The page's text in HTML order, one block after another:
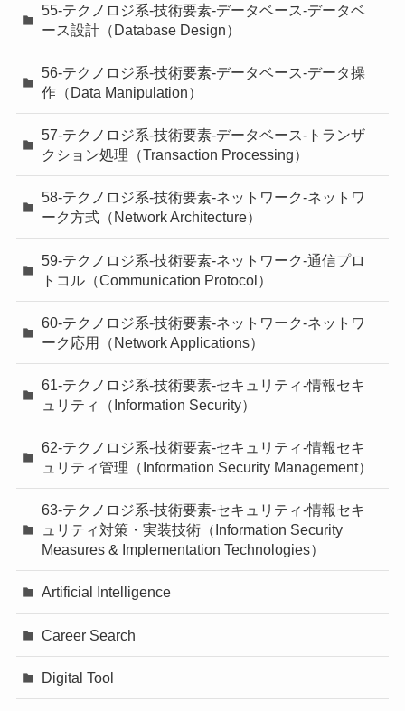
55-テクノロジ系-技術要素-データベース-データベ
ース設計（Database Design）
56-テクノロジ系-技術要素-データベース-データ操
作（Data Manipulation）
57-テクノロジ系-技術要素-データベース-トランザ
クション処理（Transaction Processing）
58-テクノロジ系-技術要素-ネットワーク-ネットワ
ーク方式（Network Architecture）
59-テクノロジ系-技術要素-ネットワーク-通信プロ
トコル（Communication Protocol）
60-テクノロジ系-技術要素-ネットワーク-ネットワ
ーク応用（Network Applications）
61-テクノロジ系-技術要素-セキュリティ-情報セキ
ュリティ（Information Security）
62-テクノロジ系-技術要素-セキュリティ-情報セキ
ュリティ管理（Information Security Management）
63-テクノロジ系-技術要素-セキュリティ-情報セキ
ュリティ対策・実装技術（Information Security
Measures & Implementation Technologies）
Artificial Intelligence
Career Search
Digital Tool